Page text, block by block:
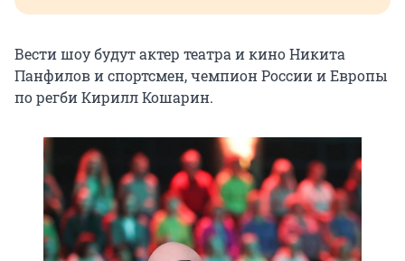
Вести шоу будут актер театра и кино Никита
Панфилов и спортсмен, чемпион России и Европы
по регби Кирилл Кошарин.